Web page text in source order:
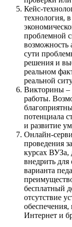
Кейс-
технология,
проблемной
возможность
сути
решения и
реальном
реальной
Викторины –
работы.
потенциала
и развитие
Онлайн-
проведения
курсах
внедрить для
варианта
бесплатный
отсутствие
обеспечения,
Интернет и